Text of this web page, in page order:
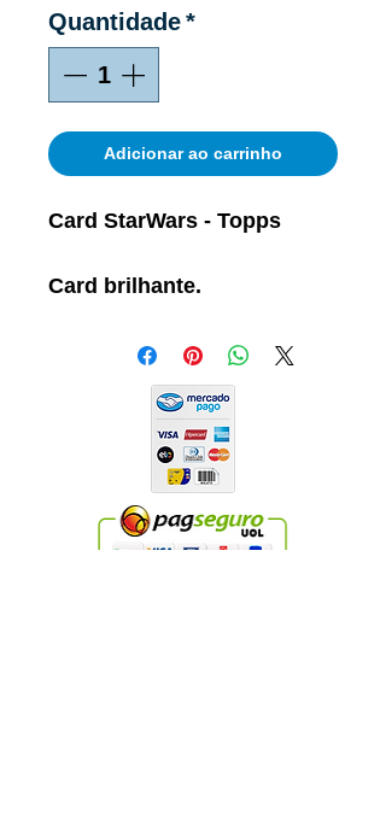
Quantidade*
Adicionar ao carrinho
Card StarWars - Topps
Card brilhante.